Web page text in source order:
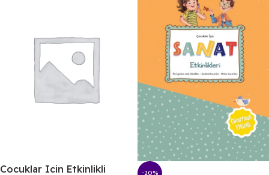
Cocuklar Icin Etkinlikli
-20%